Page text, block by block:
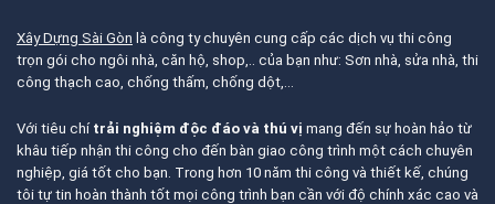
Xây Dựng Sài Gòn là công ty chuyên cung cấp các dịch vụ thi công
trọn gói cho ngôi nhà, căn hộ, shop,.. của bạn như: Sơn nhà, sửa nhà, thi
công thạch cao, chống thấm, chống dột,…
Với tiêu chí trải nghiệm độc đáo và thú vị mang đến sự hoàn hảo từ
khâu tiếp nhận thi công cho đến bàn giao công trình một cách chuyên
nghiệp, giá tốt cho bạn. Trong hơn 10 năm thi công và thiết kế, chúng
tôi tự tin hoàn thành tốt mọi công trình bạn cần với độ chính xác cao và